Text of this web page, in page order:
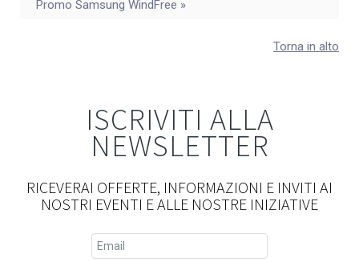
Promo Samsung WindFree »
Torna in alto
ISCRIVITI ALLA
NEWSLETTER
RICEVERAI OFFERTE, INFORMAZIONI E INVITI AI
NOSTRI EVENTI E ALLE NOSTRE INIZIATIVE